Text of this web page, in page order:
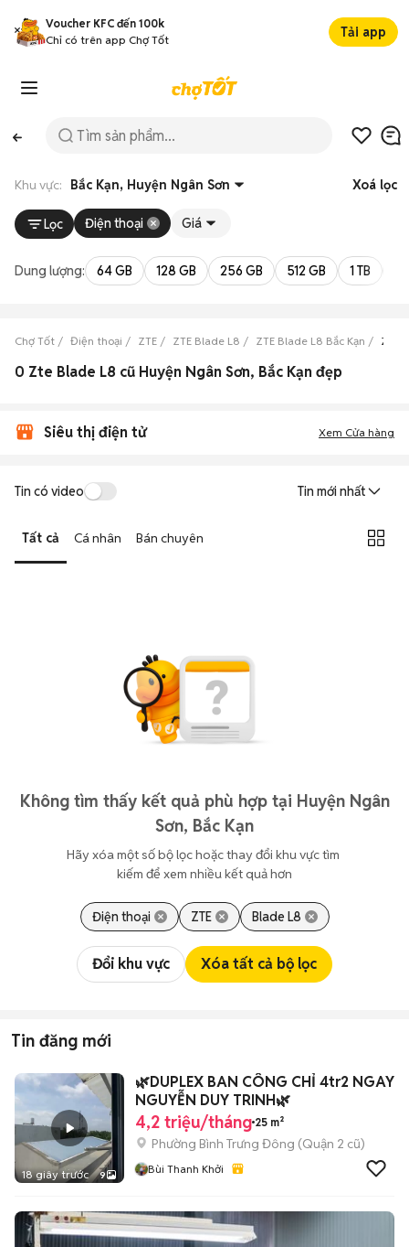
Voucher KFC đến 100k
Chỉ có trên app Chợ Tốt
Tải app
Khu vực: Bắc Kạn, Huyện Ngân Sơn Xoá lọc
Lọc Điện thoại Giá
Dung lượng: 64 GB 128 GB 256 GB 512 GB 1 TB
Chợ Tốt Điện thoại ZTE ZTE Blade L8 ZTE Blade L8 Bắc Kạn ZTE
0 Zte Blade L8 cũ Huyện Ngân Sơn, Bắc Kạn đẹp
Siêu thị điện tử Xem Cửa hàng
Tin có video Tin mới nhất
Tất cả Cá nhân Bán chuyên
Không tìm thấy kết quả phù hợp tại Huyện Ngân
Sơn, Bắc Kạn
Hãy xóa một số bộ lọc hoặc thay đổi khu vực tìm
kiếm để xem nhiều kết quả hơn
Điện thoại ZTE Blade L8
Đổi khu vực Xóa tất cả bộ lọc
Tin đăng mới
18 giây trước 9
🌿DUPLEX BAN CÔNG CHỈ 4tr2 NGAY
NGUYỄN DUY TRINH🌿
4,2 triệu/tháng 25 m²
Phường Bình Trưng Đông (Quận 2 cũ)
Bùi Thanh Khởi